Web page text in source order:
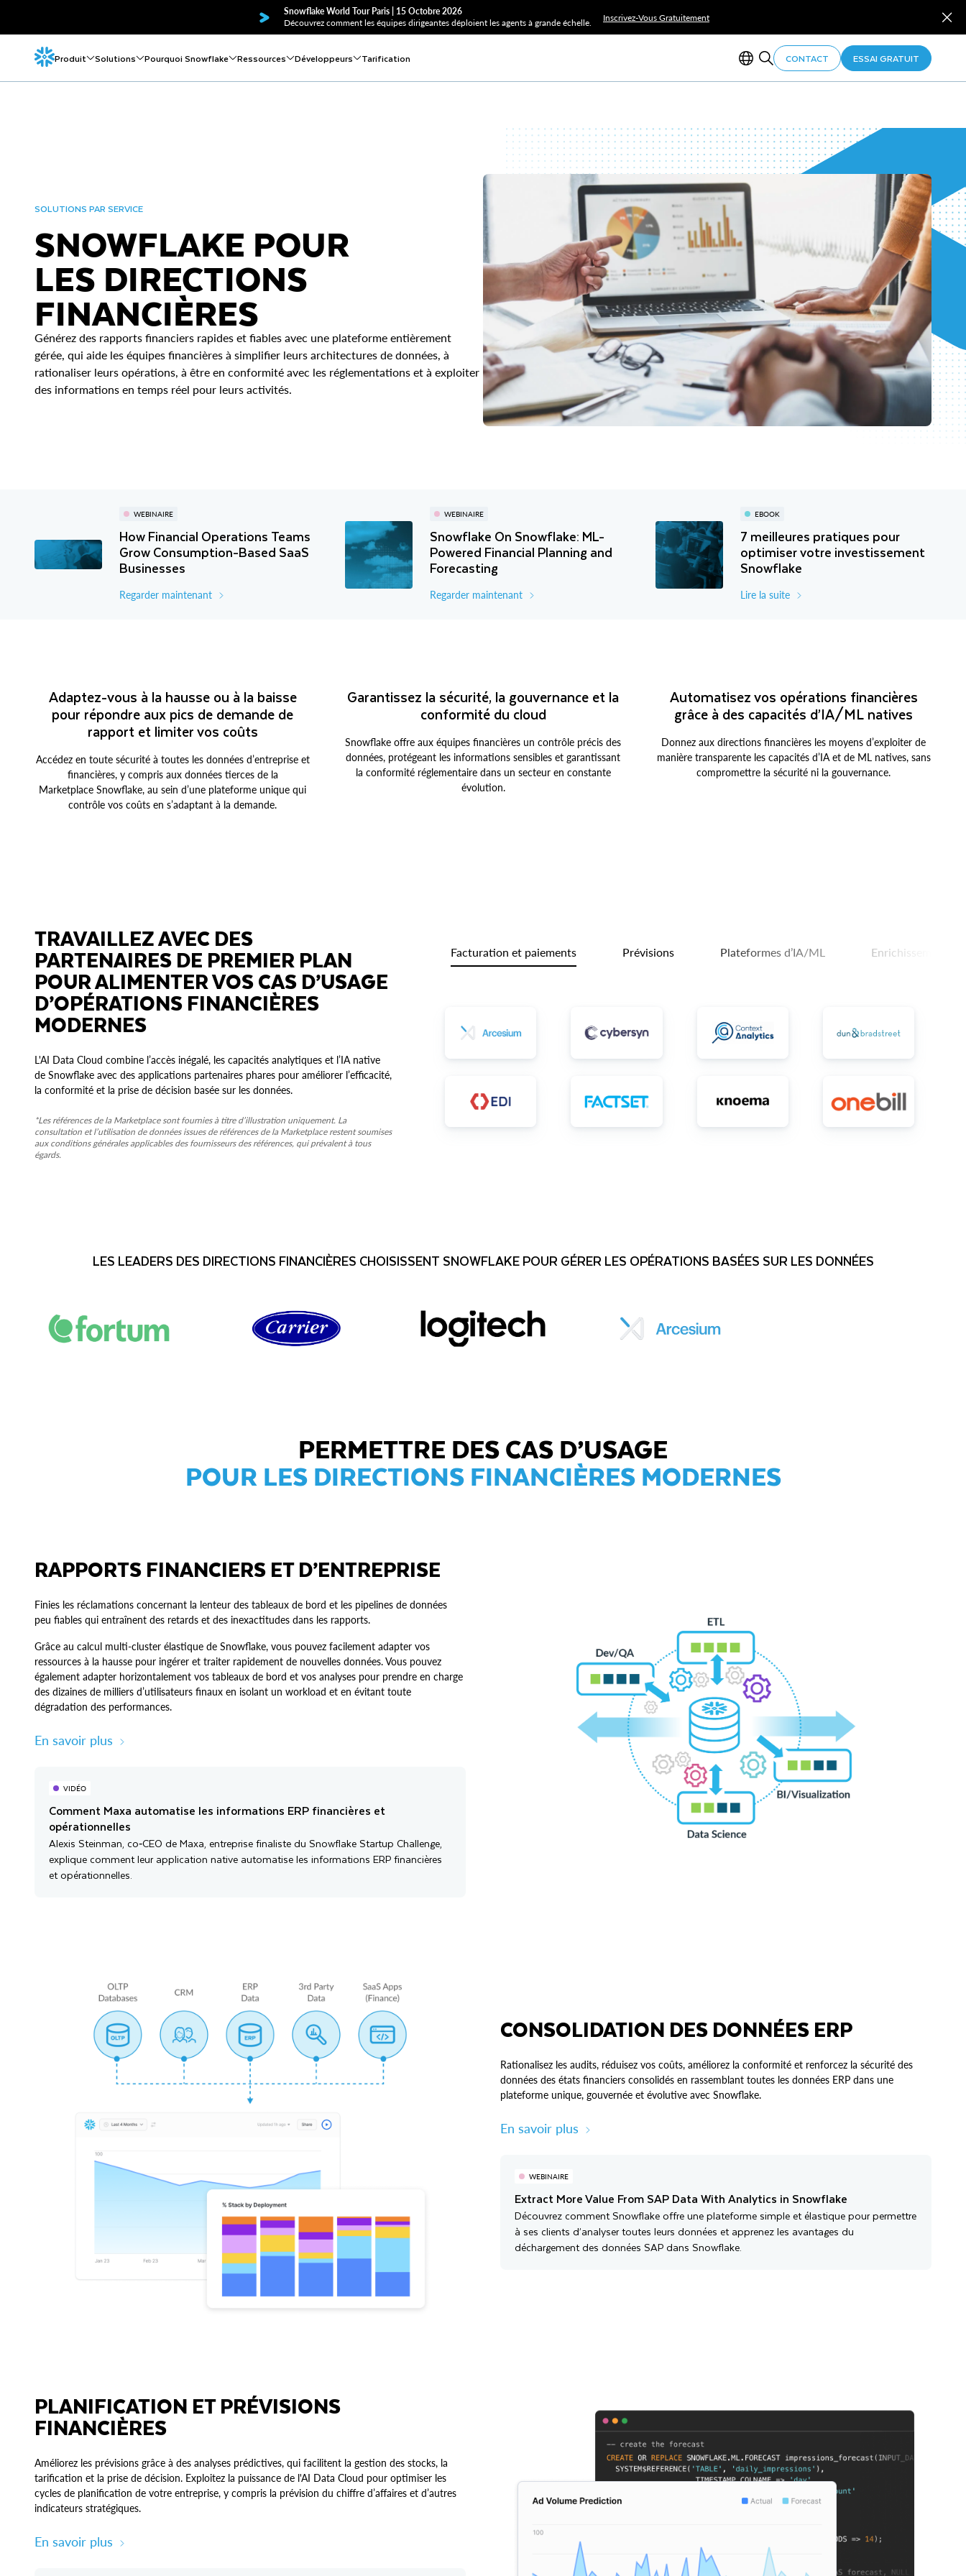
Snowflake World Tour Paris | 15 Octobre 2026
Découvrez comment les équipes dirigeantes déploient les agents à grande échelle.
Inscrivez-Vous Gratuitement
Produit Solutions Pourquoi Snowflake Ressources Développeurs Tarification CONTACT ESSAI GRATUIT
SOLUTIONS PAR SERVICE
SNOWFLAKE POUR
LES DIRECTIONS
FINANCIÈRES
Générez des rapports financiers rapides et fiables avec une plateforme entièrement
gérée, qui aide les équipes financières à simplifier leurs architectures de données, à
rationaliser leurs opérations, à être en conformité avec les réglementations et à exploiter
des informations en temps réel pour leurs activités.
WEBINAIRE
How Financial Operations Teams
Grow Consumption-Based SaaS
Businesses
Regarder maintenant
WEBINAIRE
Snowflake On Snowflake: ML-
Powered Financial Planning and
Forecasting
Regarder maintenant
EBOOK
7 meilleures pratiques pour
optimiser votre investissement
Snowflake
Lire la suite
Adaptez-vous à la hausse ou à la baisse
pour répondre aux pics de demande de
rapport et limiter vos coûts
Accédez en toute sécurité à toutes les données d’entreprise et
financières, y compris aux données tierces de la
Marketplace Snowflake, au sein d’une plateforme unique qui
contrôle vos coûts en s’adaptant à la demande.
Garantissez la sécurité, la gouvernance et la
conformité du cloud
Snowflake offre aux équipes financières un contrôle précis des
données, protégeant les informations sensibles et garantissant
la conformité réglementaire dans un secteur en constante
évolution.
Automatisez vos opérations financières
grâce à des capacités d’IA/ML natives
Donnez aux directions financières les moyens d’exploiter de
manière transparente les capacités d’IA et de ML natives, sans
compromettre la sécurité ni la gouvernance.
TRAVAILLEZ AVEC DES
PARTENAIRES DE PREMIER PLAN
POUR ALIMENTER VOS CAS D’USAGE
D’OPÉRATIONS FINANCIÈRES
MODERNES
L'AI Data Cloud combine l’accès inégalé, les capacités analytiques et l’IA native
de Snowflake avec des applications partenaires phares pour améliorer l’efficacité,
la conformité et la prise de décision basée sur les données.
*Les références de la Marketplace sont fournies à titre d’illustration uniquement. La
consultation et l’utilisation de données issues de références de la Marketplace restent soumises
aux conditions générales applicables des fournisseurs des références, qui prévalent à tous
égards.
Facturation et paiements Prévisions Plateformes d’IA/ML Enrichissement
LES LEADERS DES DIRECTIONS FINANCIÈRES CHOISISSENT SNOWFLAKE POUR GÉRER LES OPÉRATIONS BASÉES SUR LES DONNÉES
PERMETTRE DES CAS D’USAGE
POUR LES DIRECTIONS FINANCIÈRES MODERNES
RAPPORTS FINANCIERS ET D’ENTREPRISE
Finies les réclamations concernant la lenteur des tableaux de bord et les pipelines de données
peu fiables qui entraînent des retards et des inexactitudes dans les rapports.
Grâce au calcul multi‑cluster élastique de Snowflake, vous pouvez facilement adapter vos
ressources à la hausse pour ingérer et traiter rapidement de nouvelles données. Vous pouvez
également adapter horizontalement vos tableaux de bord et vos analyses pour prendre en charge
des dizaines de milliers d’utilisateurs finaux en isolant un workload et en évitant toute
dégradation des performances.
En savoir plus
VIDÉO
Comment Maxa automatise les informations ERP financières et
opérationnelles
Alexis Steinman, co‑CEO de Maxa, entreprise finaliste du Snowflake Startup Challenge,
explique comment leur application native automatise les informations ERP financières
et opérationnelles.
CONSOLIDATION DES DONNÉES ERP
Rationalisez les audits, réduisez vos coûts, améliorez la conformité et renforcez la sécurité des
données des états financiers consolidés en rassemblant toutes les données ERP dans une
plateforme unique, gouvernée et évolutive avec Snowflake.
En savoir plus
WEBINAIRE
Extract More Value From SAP Data With Analytics in Snowflake
Découvrez comment Snowflake offre une plateforme simple et élastique pour permettre
à ses clients d’analyser toutes leurs données et apprenez les avantages du
déchargement des données SAP dans Snowflake.
PLANIFICATION ET PRÉVISIONS
FINANCIÈRES
Améliorez les prévisions grâce à des analyses prédictives, qui facilitent la gestion des stocks, la
tarification et la prise de décision. Exploitez la puissance de l'AI Data Cloud pour optimiser les
cycles de planification de votre entreprise, y compris la prévision du chiffre d’affaires et d’autres
indicateurs stratégiques.
En savoir plus